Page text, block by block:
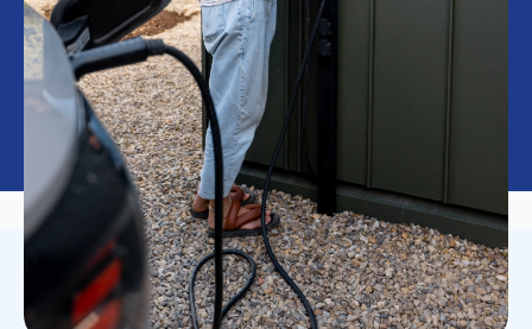
LAADPAAL